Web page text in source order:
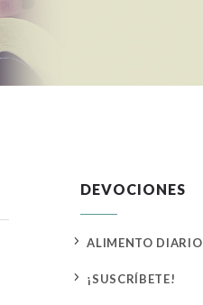
DEVOCIONES
5 ALIMENTO DIARIO
5 ¡SUSCRÍBETE!